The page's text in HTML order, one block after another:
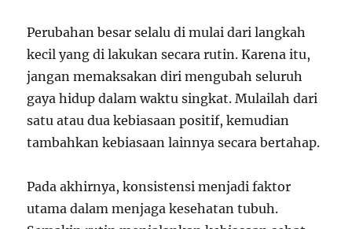
Perubahan besar selalu di mulai dari langkah
kecil yang di lakukan secara rutin. Karena itu,
jangan memaksakan diri mengubah seluruh
gaya hidup dalam waktu singkat. Mulailah dari
satu atau dua kebiasaan positif, kemudian
tambahkan kebiasaan lainnya secara bertahap.
Pada akhirnya, konsistensi menjadi faktor
utama dalam menjaga kesehatan tubuh.